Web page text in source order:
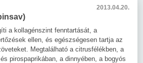
2013.04.20.
a kollagénszint fenntartását, a
ellen, és egészségesen tartja az
Megtalálható a citrusfélékben, a
pirospaprikában, a dinnyében, a bogyós